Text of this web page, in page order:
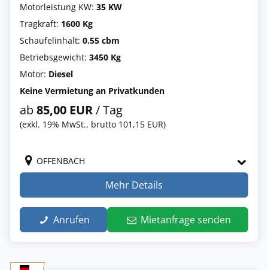
Motorleistung KW: 35 KW
Tragkraft: 1600 Kg
Schaufelinhalt: 0.55 cbm
Betriebsgewicht: 3450 Kg
Motor: Diesel
Keine Vermietung an Privatkunden
ab85,00 EUR/ Tag
(exkl. 19% MwSt., brutto 101,15 EUR)
OFFENBACH
Mehr Details
Anrufen Mietanfrage senden